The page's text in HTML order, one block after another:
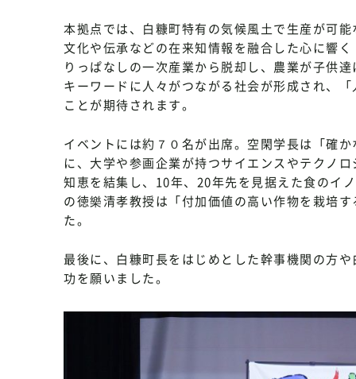
本拠点では、白糠町特有の気候風土で生産が可
文化や伝承などの在来知情報を融合した心に響
りっぱなしの一次産業から脱却し、農業が子供
キーワードに人々がつながる社会が形成され、
ことが期待されます。
イベントには約７０名が出席。空閑学長は「確
に、大学や参画企業が持つサイエンスやテクノ
知恵を結集し、10年、20年先を見据えた食のイ
の徳樂清孝教授は「付加価値の高い作物を栽培
た。
最後に、白糠町長をはじめとした幹事機関の方
功を願いました。